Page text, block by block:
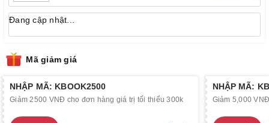
Đang cập nhật...
Mã giảm giá
NHẬP MÃ: KBOOK2500
Giảm 2500 VNĐ cho đơn hàng giá trị tối thiểu 300k
NHẬP MÃ:
Giảm 5,000